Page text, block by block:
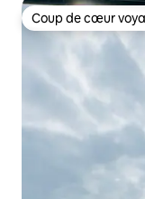
Coup de cœur
Coup de cœur